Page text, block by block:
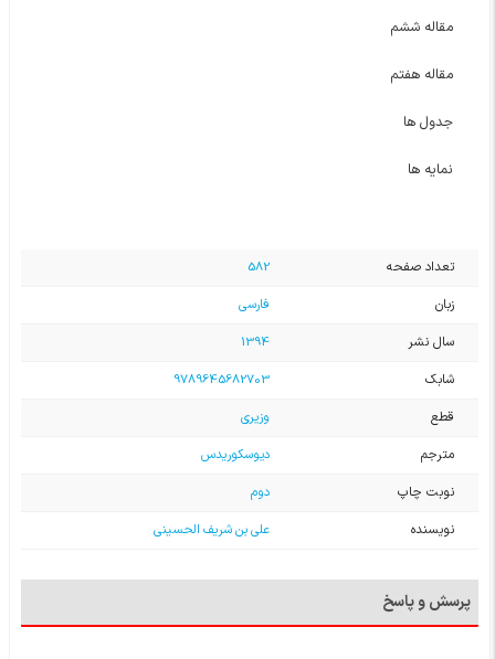
مقاله ششم
مقاله هفتم
جدول ها
نمایه ها
تعداد صفحه
582
زبان
فارسی
سال نشر
1394
شابک
9789645682703
قطع
وزیری
مترجم
دیوسکوریدس
نوبت چاپ
دوم
نویسنده
علی بن شریف الحسینی
پرسش و پاسخ